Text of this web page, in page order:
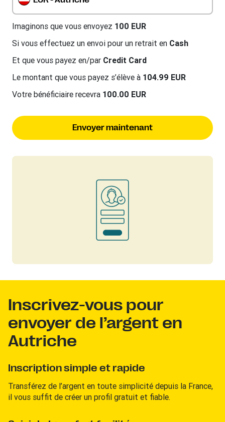
Imaginons que vous envoyez 100 EUR
Si vous effectuez un envoi pour un retrait en Cash
Et que vous payez en/par Credit Card
Le montant que vous payez s’élève à 104.99 EUR
Votre bénéficiaire recevra 100.00 EUR
Envoyer maintenant
Inscrivez-vous pour
envoyer de l’argent en
Autriche
Inscription simple et rapide
Transférez de l’argent en toute simplicité depuis la France,
il vous suffit de créer un profil gratuit et fiable.